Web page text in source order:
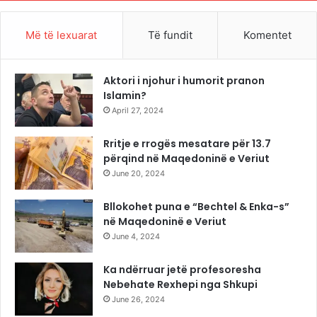
Më të lexuarat Të fundit Komentet
Aktori i njohur i humorit pranon
Islamin?
April 27, 2024
Rritje e rrogës mesatare për 13.7
përqind në Maqedoninë e Veriut
June 20, 2024
Bllokohet puna e “Bechtel & Enka-s”
në Maqedoninë e Veriut
June 4, 2024
Ka ndërruar jetë profesoresha
Nebehate Rexhepi nga Shkupi
June 26, 2024